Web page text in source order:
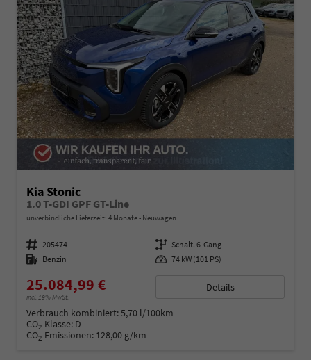
Kia Stonic
1.0 T-GDI GPF GT-Line
unverbindliche Lieferzeit: 4 Monate Neuwagen
Fahrzeugnummer 205474 Getriebe Schalt. 6-Gang
Kraftstoff Benzin Leistung 74 kW (101 PS)
25.084,99 €
incl. 19% MwSt.
Details
Verbrauch kombiniert:5,70 l/100km
CO2-Klasse: D
CO2-Emissionen: 128,00 g/km